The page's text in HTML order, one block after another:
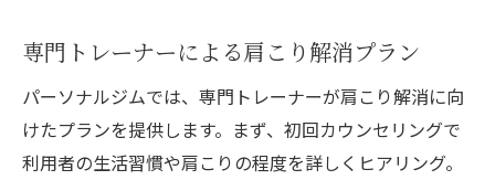
専門知識を活かしたプランニング
実証済みのトレーニングメソッド
肩こり改善に特化した新技術
緻密な進捗管理とフィードバック
専門トレーナーによる肩こり解消プラン
パーソナルジムでは、専門トレーナーが肩こり解消に向
けたプランを提供します。まず、初回カウンセリングで
利用者の生活習慣や肩こりの程度を詳しくヒアリング。